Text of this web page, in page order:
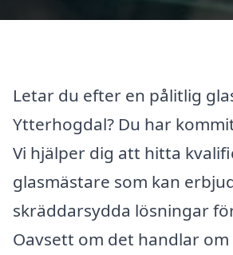
Letar du efter en pålitlig
Ytterhogdal? Du har
Vi hjälper dig att hitta
glasmästare som kan
skräddarsydda lösningar
Oavsett om det handlar